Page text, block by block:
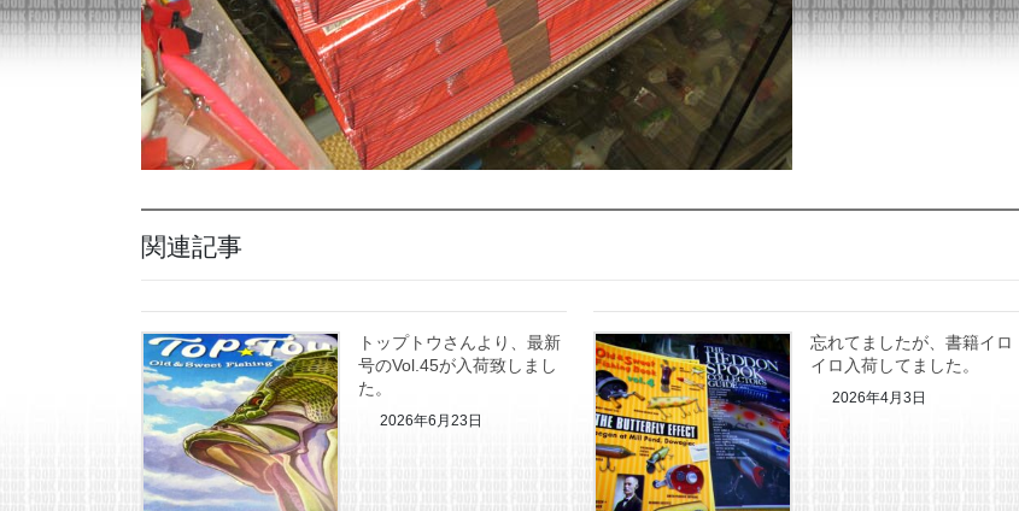
関連記事
トップトウさんより、最新
号のVol.45が入荷致しまし
た。
2026年6月23日
忘れてましたが、書籍イロ
イロ入荷してました。
2026年4月3日